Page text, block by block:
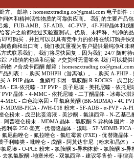
方。 邮箱：homeszxtrading.co@gmail.com 电子邮件：
体和精神活性物质的可靠供应商。 我们的主要产品包
、FUB-AMB、5F-ADB、4C-PVP、4F-PHP晶体和
客户之前都经过实验室测试。优质、未稀释、纯净的
可购买，并且可以以具有竞争力的价格在线订购并快
造商和出口商，我们极其重视为客户提供最纯净和未
式联系我们。我们将尽快回复，因为我们 24/7 随时
↗️谨慎的包装和运输 ↗️交货时无需签名 我们可以提
↗️合成卡西酮 邮箱：homeszxtrading.co@gmail.com
品列表： - 购买 MDHPH（游离碱）。 - 购买 A-PHIP
A-PHP 晶体 - 鱼鳞可卡因 - 氯胺酮 R-ROCKS - 戊巴
- ER-依托嗪 - 3F PVP - 质子尼嗪 - 美托尼嗪 - 依托
晶体 - 4-MMC - 依托尼嗪 - 二丁酮晶体 - 冰毒冰
MEC - 白色海洛因 - 甲氧麻黄酮 (BK-MDMA) - 4C
MDMB-PICA - JWH-018 粉末 - 5F-ADB - α-PVP - A-
仑粉末 - 戊巴比妥溶液 - 美沙酮 - 氟溴西泮 - N-乙基
普唑仑粉末 - MDMA 晶体 - 氯胺酮 S-异构体圆片 -
利辛 250 毫克 - 优替隆晶体 - 溴啡 - 5F-MDMB-
尼曲唑仑 - 氟拉唑仑 - 氟红霉素 (FXE) - 优替隆晶体
利嗪类 - 吡唑仑 - 戊酮 - 阿莫达非尼（粉末和晶体
尼嗪 - O-PCE 粉末 - 氯胺酮 S-异构体糖 - 氯胺酮 S-
氯氯胺酮 -地塞米松 - 双氯西泮 - 建议零售价 - 菲律